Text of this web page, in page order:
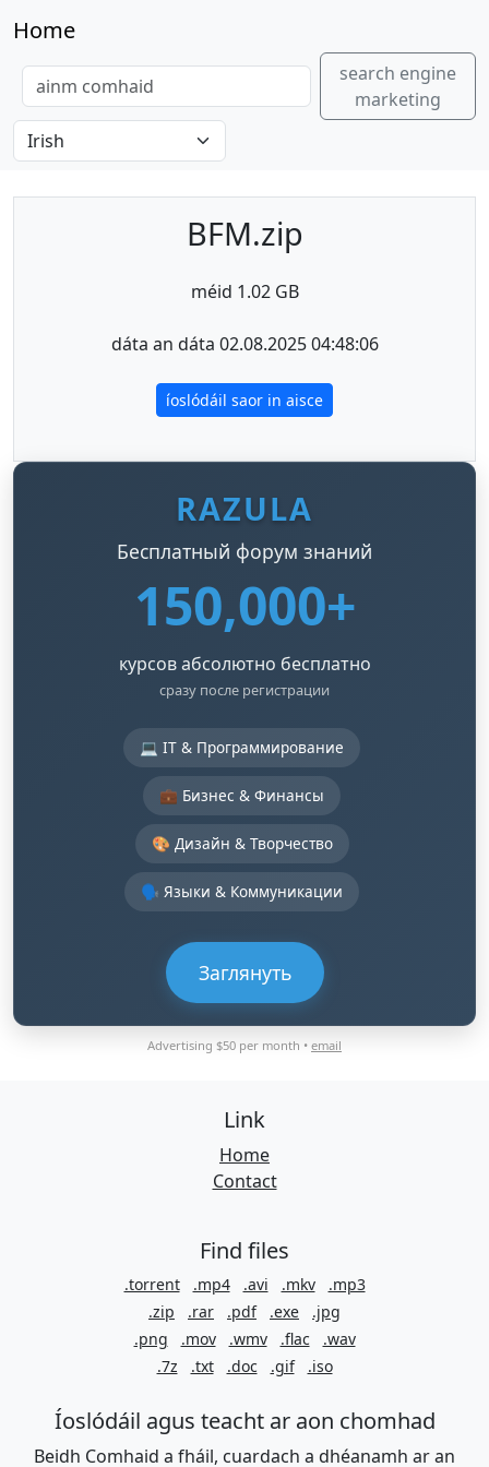
Home
search engine
marketing
BFM.zip
méid 1.02 GB
dáta an dáta 02.08.2025 04:48:06
íoslódáil saor in aisce
RAZULA
Бесплатный форум знаний
150,000+
курсов абсолютно бесплатно
сразу после регистрации
💻 IT & Программирование
💼 Бизнес & Финансы
🎨 Дизайн & Творчество
🗣️ Языки & Коммуникации
Заглянуть
Advertising $50 per month • email
Link
Home
Contact
Find files
.torrent .mp4 .avi .mkv
.mp3
.zip
.rar .pdf .exe
.jpg
.png
.mov .wmv .flac
.wav
.7z
.txt .doc .gif .iso
Íoslódáil agus teacht ar aon chomhad
Beidh Comhaid a fháil, cuardach a dhéanamh ar an